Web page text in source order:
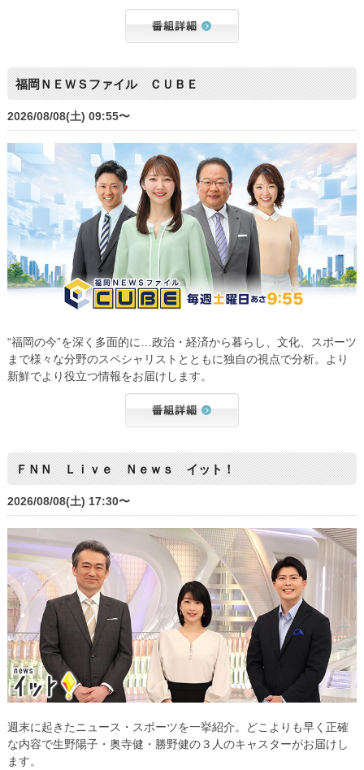
福岡ＮＥＷＳファイル ＣＵＢＥ
2026/08/08(土) 09:55〜
“福岡の今”を深く多面的に…政治・経済から暮らし、文化、スポーツ
まで様々な分野のスペシャリストとともに独自の視点で分析。より
新鮮でより役立つ情報をお届けします。
ＦＮＮ Ｌｉｖｅ Ｎｅｗｓ イット！
2026/08/08(土) 17:30〜
週末に起きたニュース・スポーツを一挙紹介。どこよりも早く正確
な内容で生野陽子・奥寺健・勝野健の３人のキャスターがお届けし
ます。